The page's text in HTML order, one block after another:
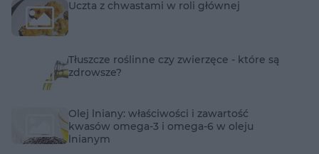
Uczta z chwastami w roli głównej
Tłuszcze roślinne czy zwierzęce - które są
zdrowsze?
Olej lniany: właściwości i zawartość
kwasów omega-3 i omega-6 w oleju
lnianym